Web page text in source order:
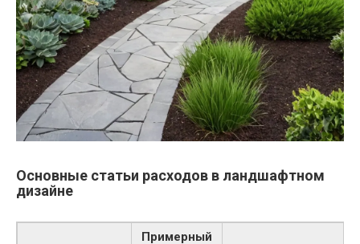
Основные статьи расходов в ландшафтном
дизайне
Примерный